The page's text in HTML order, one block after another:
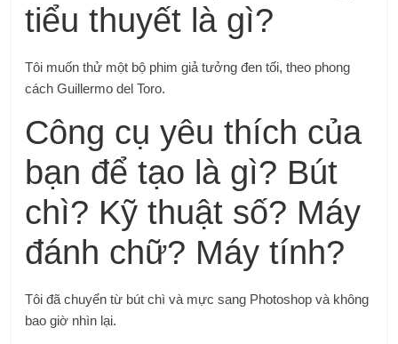
tiểu thuyết là gì?
Tôi muốn thử một bộ phim giả tưởng đen tối, theo phong
cách Guillermo del Toro.
Công cụ yêu thích của
bạn để tạo là gì? Bút
chì? Kỹ thuật số? Máy
đánh chữ? Máy tính?
Tôi đã chuyển từ bút chì và mực sang Photoshop và không
bao giờ nhìn lại.